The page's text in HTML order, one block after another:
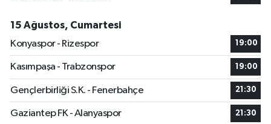
15 Ağustos, Cumartesi
Konyaspor - Rizespor
19:00
Kasımpaşa - Trabzonspor 19:00
Gençlerbirliği S.K. - Fenerbahçe 21:30
Gaziantep FK - Alanyaspor 21:30